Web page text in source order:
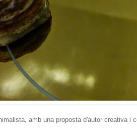
amb una proposta d'autor creativa i